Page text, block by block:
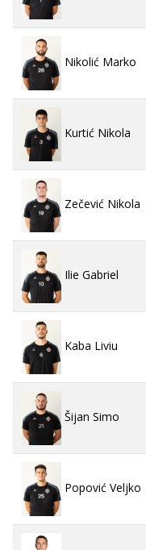
Nikolić Marko
Kurtić Nikola
Zečević Nikola
Ilie Gabriel
Kaba Liviu
Šijan Simo
Popović Veljko